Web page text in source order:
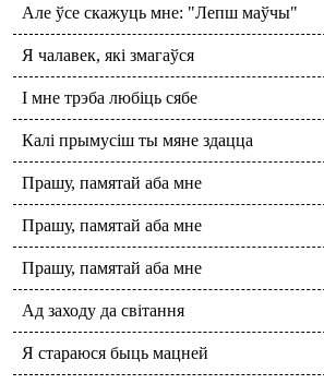
Але ўсе скажуць мне: "Лепш маўчы"
Я чалавек, які змагаўся
І мне трэба любіць сябе
Калі прымусіш ты мяне здацца
Прашу, памятай аба мне
Прашу, памятай аба мне
Прашу, памятай аба мне
Ад заходу да світання
Я стараюся быць мацней